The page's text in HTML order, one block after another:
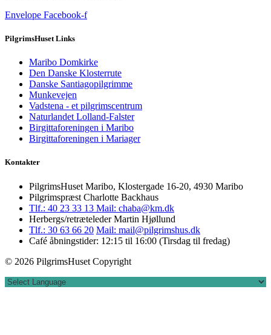
Envelope Facebook-f
PilgrimsHuset Links
Maribo Domkirke
Den Danske Klosterrute
Danske Santiagopilgrimme
Munkevejen
Vadstena - et pilgrimscentrum
Naturlandet Lolland-Falster
Birgittaforeningen i Maribo
Birgittaforeningen i Mariager
Kontakter
PilgrimsHuset Maribo, Klostergade 16-20, 4930 Maribo
Pilgrimspræst Charlotte Backhaus
Tlf.: 40 23 33 13 Mail: chaba@km.dk
Herbergs/retræteleder Martin Hjøllund
Tlf.: 30 63 66 20 Mail: mail@pilgrimshus.dk
Café åbningstider: 12:15 til 16:00 (Tirsdag til fredag)
© 2026 PilgrimsHuset Copyright